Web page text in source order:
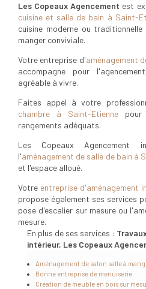
Les Copeaux Agencement est
cuisine et salle de bain à Saint-
cuisine moderne ou
manger conviviale.
Votre entreprise d'aménagement
accompagne pour
agréable à vivre.
Faites appel à votre
chambre à Saint-Etienne pour
rangements adéquats.
Les Copeaux Agencement
l'aménagement de salle de bain à
et l'espace alloué.
Votre entreprise d'aménagement
propose également ses services
pose d'escalier sur mesure ou
mesure.
En plus de ses services :
intérieur, Les Copeaux
Aménagement de salon salle à
Bonne entreprise de menuiserie
Création de meuble en bois sur